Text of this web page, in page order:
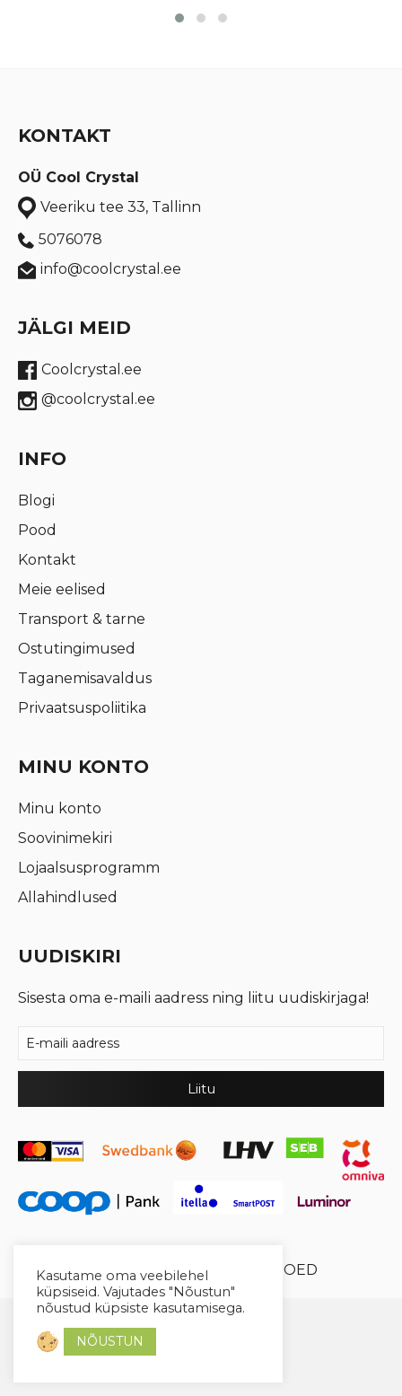
KONTAKT
OÜ Cool Crystal
Veeriku tee 33, Tallinn
5076078
info@coolcrystal.ee
JÄLGI MEID
Coolcrystal.ee
@coolcrystal.ee
INFO
Blogi
Pood
Kontakt
Meie eelised
Transport & tarne
Ostutingimused
Taganemisavaldus
Privaatsuspoliitika
MINU KONTO
Minu konto
Soovinimekiri
Lojaalsusprogramm
Allahindlused
UUDISKIRI
Sisesta oma e-maili aadress ning liitu uudiskirjaga!
© 2026 Cool Crystal OÜ //XYSUM E-POED
Kasutame oma veebilehel
küpsiseid. Vajutades "Nõustun"
nõustud küpsiste kasutamisega.
NÕUSTUN